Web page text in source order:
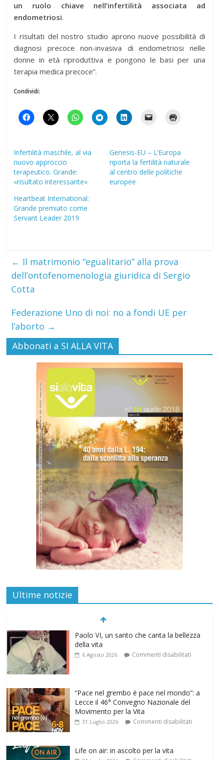
un ruolo chiave nell’infertilità associata ad
endometriosi.
I risultati del nostro studio aprono nuove possibilità di
diagnosi precoce non-invasiva di endometriosi nelle
donne in età riproduttiva e pongono le basi per una
terapia medica precoce”.
Condividi:
Infertilità maschile, al via
nuovo approccio
terapeutico. Grande:
«risultato interessante»
Genesis-EU – L’Europa
riporta la fertilità naturale
al centro delle politiche
europee
Heartbeat International:
Grande premiato come
Servant Leader 2019
← Il matrimonio “egualitario” alla prova
dell’ontofenomenologia giuridica di Sergio
Cotta
Federazione Uno di noi: no a fondi UE per
l’aborto →
Abbonati a SI ALLA VITA
Ultime notizie
Paolo VI, un santo che canta la bellezza
della vita
6 Agosto 2026 Commenti disabilitati
“Pace nel grembo è pace nel mondo”: a
Lecce il 46° Convegno Nazionale del
Movimento per la Vita
31 Luglio 2026 Commenti disabilitati
Life on air: in ascolto per la vita